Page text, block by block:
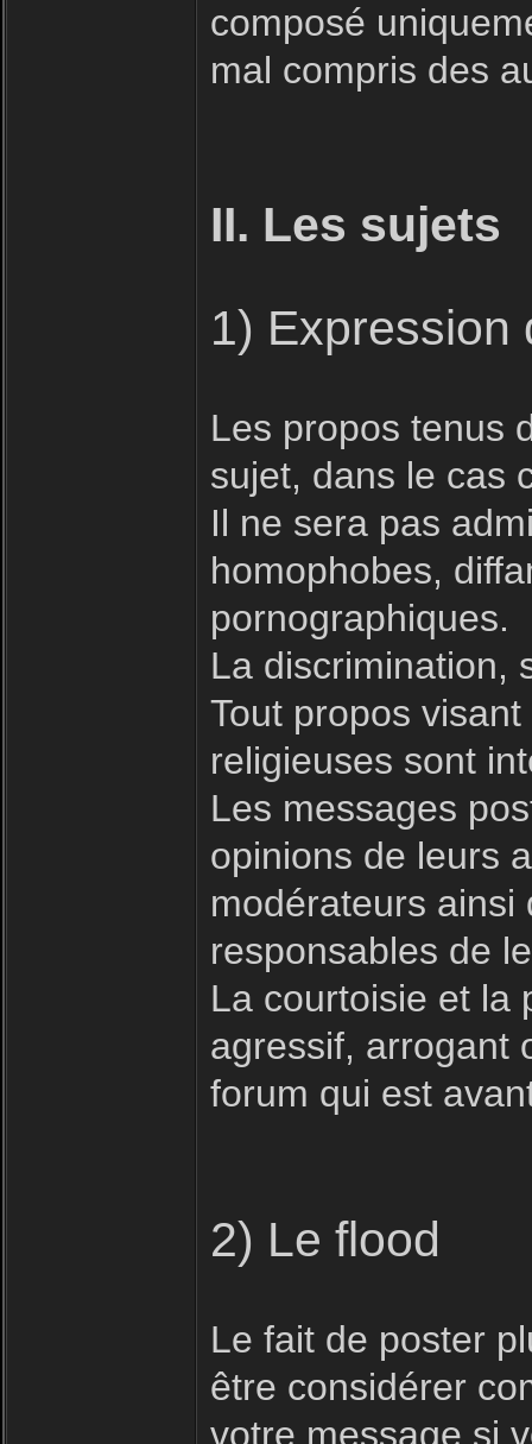
composé
mal compris des
II. Les sujets
1) Expression
Les propos tenus
sujet, dans le cas
Il ne sera pas
homophobes,
pornographiques.
La discrimination,
Tout propos
religieuses sont
Les messages
opinions de leurs
modérateurs
responsables de
La courtoisie et la
agressif, arrogant
forum qui est
2) Le flood
Le fait de poster
être considérer
votre message si